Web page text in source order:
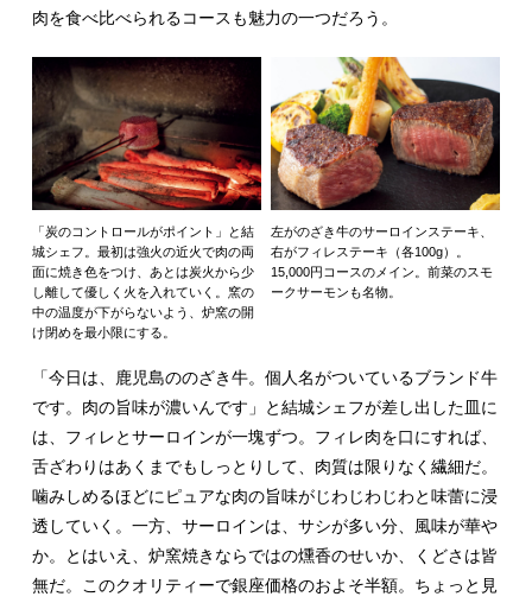
肉を食べ比べられるコースも魅力の一つだろう。
「炭のコントロールがポイント」と結
城シェフ。最初は強火の近火で肉の両
面に焼き色をつけ、あとは炭火から少
し離して優しく火を入れていく。窯の
中の温度が下がらないよう、炉窯の開
け閉めを最小限にする。
左がのざき牛のサーロインステーキ、
右がフィレステーキ（各100g）。
15,000円コースのメイン。前菜のスモ
ークサーモンも名物。
「今日は、鹿児島ののざき牛。個人名がついているブランド牛
です。肉の旨味が濃いんです」と結城シェフが差し出した皿に
は、フィレとサーロインが一塊ずつ。フィレ肉を口にすれば、
舌ざわりはあくまでもしっとりして、肉質は限りなく繊細だ。
噛みしめるほどにピュアな肉の旨味がじわじわじわと味蕾に浸
透していく。一方、サーロインは、サシが多い分、風味が華や
か。とはいえ、炉窯焼きならではの燻香のせいか、くどさは皆
無だ。このクオリティーで銀座価格のおよそ半額。ちょっと見